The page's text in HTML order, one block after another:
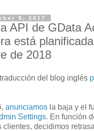
9, 2017
API de GData
está
de 2018
del blog inglés
anunciamos la baja y el
Settings. En función
clientes, decidimos